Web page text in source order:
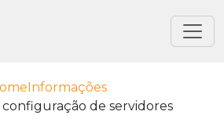
Informações
de servidores